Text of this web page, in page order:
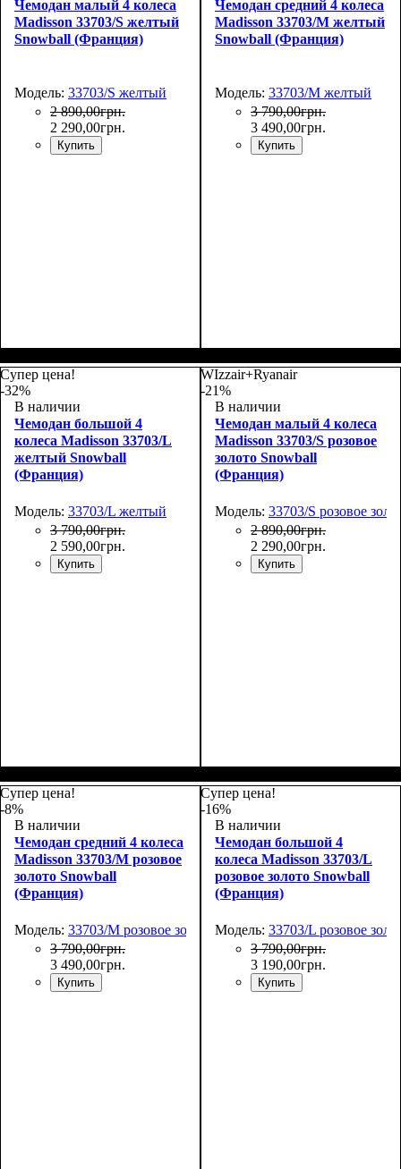
Чемодан малый 4 колеса
Madisson 33703/S желтый
Snowball (Франция)
Модель: 33703/S желтый
2 890,00грн.
2 290,00грн.
Купить
55х36х20
Чемодан средний 4 колеса
Madisson 33703/M желтый
Snowball (Франция)
Модель: 33703/M желтый
3 790,00грн.
3 490,00грн.
Купить
66х44х27
Супер цена!
-32%
В наличии
Чемодан большой 4
колеса Madisson 33703/L
желтый Snowball
(Франция)
Модель: 33703/L желтый
3 790,00грн.
2 590,00грн.
Купить
75х50х30
WIzzair+Ryanair
-21%
В наличии
Чемодан малый 4 колеса
Madisson 33703/S розовое
золото Snowball
(Франция)
Модель: 33703/S розовое
2 890,00грн.
2 290,00грн.
Купить
55х36х20
Супер цена!
-8%
В наличии
Чемодан средний 4 колеса
Madisson 33703/M розовое
золото Snowball
(Франция)
Модель: 33703/M розовое золото
3 790,00грн.
3 490,00грн.
Купить
Супер цена!
-16%
В наличии
Чемодан большой 4
колеса Madisson 33703/L
розовое золото Snowball
(Франция)
Модель: 33703/L розовое
3 790,00грн.
3 190,00грн.
Купить